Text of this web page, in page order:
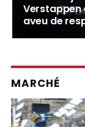
Verstappen
aveu de
MARCHÉ